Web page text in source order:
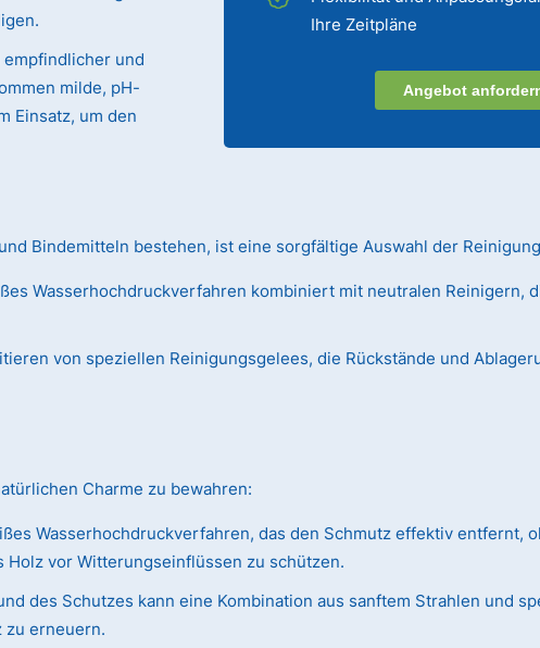
Ihre Zeitpläne
Angebot
empfindlicher und
milde, pH-
Einsatz, um den
Bindemitteln bestehen, ist eine sorgfältige Auswahl der
Wasserhochdruckverfahren kombiniert mit neutralen Reinigern,
von speziellen Reinigungsgelees, die Rückstände und
Charme zu bewahren:
Wasserhochdruckverfahren, das den Schmutz effektiv entfernt,
vor Witterungseinflüssen zu schützen.
des Schutzes kann eine Kombination aus sanftem Strahlen und
zu erneuern.